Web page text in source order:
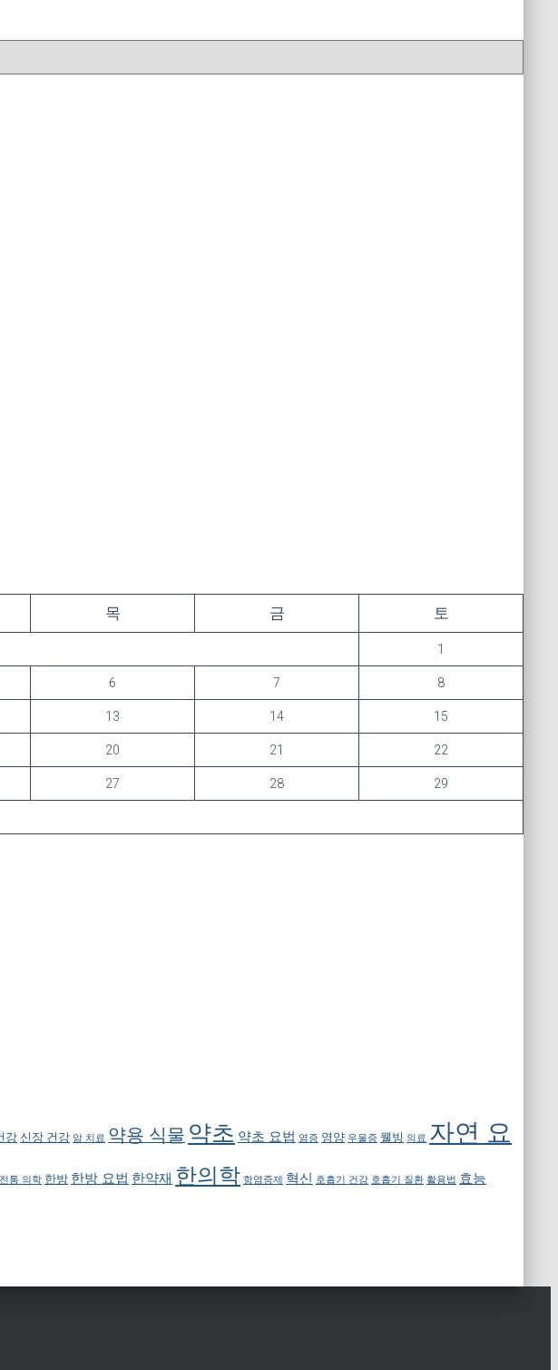
목 금 토
1
6 7 8
13 14 15
20 21 22
27 28 29
강 신장 건강 암 치료 약용 식물 약초 약초 요법 염증 영양 우울증 웰빙 의료 자연 요
통 의학 한방 한방 요법 한약재 한의학 항염증제 혁신 호흡기 건강 호흡기 질환 활용법 효능